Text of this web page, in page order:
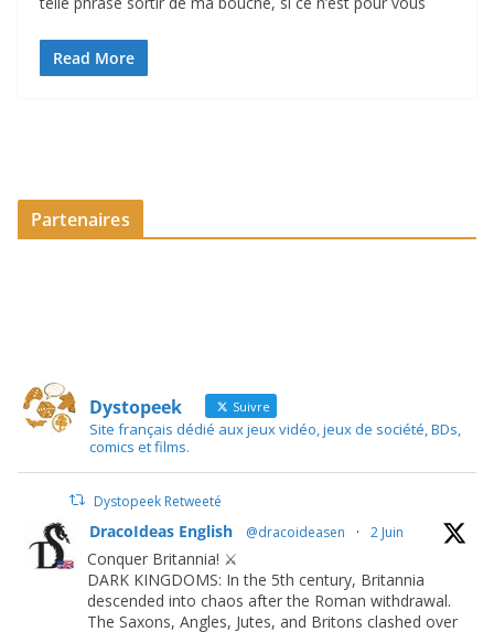
Read More
Partenaires
Dystopeek Suivre
Site français dédié aux jeux vidéo, jeux de société, BDs,
comics et films.
Dystopeek Retweeté
DracoIdeas English @dracoideasen · 2 Juin
Conquer Britannia! ⚔️
DARK KINGDOMS: In the 5th century, Britannia
descended into chaos after the Roman withdrawal.
The Saxons, Angles, Jutes, and Britons clashed over